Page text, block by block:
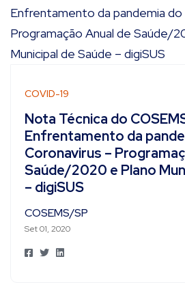
COVID-19
Nota Técnica do
Enfrentamento da
Coronavirus –
Saúde/2020 e Plano
– digiSUS
COSEMS/SP
Set 01, 2020